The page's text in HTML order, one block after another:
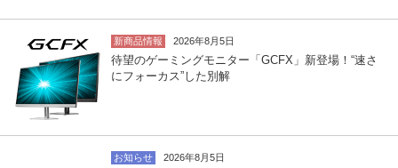
新商品情報 2026年8月5日
待望のゲーミングモニター「GCFX」新登場！“速さ
にフォーカス”した別解
お知らせ 2026年8月5日